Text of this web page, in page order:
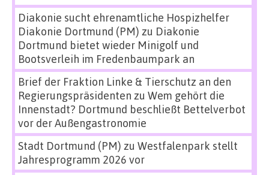
Diakonie sucht ehrenamtliche Hospizhelfer
Diakonie Dortmund (PM) zu Diakonie
Dortmund bietet wieder Minigolf und
Bootsverleih im Fredenbaumpark an
Brief der Fraktion Linke & Tierschutz an den
Regierungspräsidenten zu Wem gehört die
Innenstadt? Dortmund beschließt Bettelverbot
vor der Außengastronomie
Stadt Dortmund (PM) zu Westfalenpark stellt
Jahresprogramm 2026 vor